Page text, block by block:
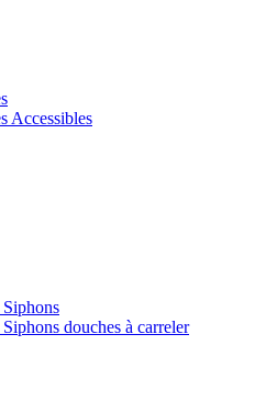
Accessibles
douches à carreler